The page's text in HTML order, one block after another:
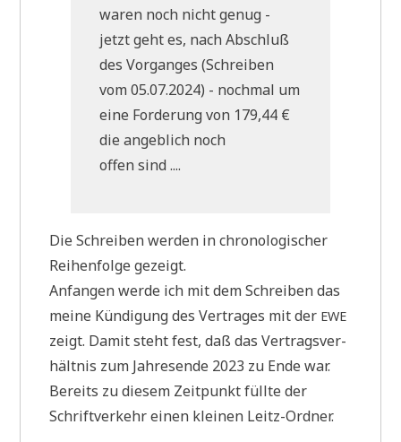
waren noch nicht genug -
jetzt geht es, nach Abschluß
des Vor­gan­ges (Schrei­ben
vom 05.07.2024) - noch­mal um
eine For­de­rung von 179,44 €
die angeb­lich noch
offen sind ....
Die Schrei­ben wer­den in chro­no­lo­gi­scher
Rei­hen­fol­ge gezeigt.
Anfan­gen wer­de ich mit dem Schrei­ben das
mei­ne Kün­di­gung des Ver­tra­ges mit der EWE
zeigt. Damit steht fest, daß das Ver­trags­ver­
hält­nis zum Jah­res­en­de 2023 zu Ende war.
Bereits zu die­sem Zeit­punkt füll­te der
Schrift­ver­kehr einen klei­nen Leitz-Ordner.